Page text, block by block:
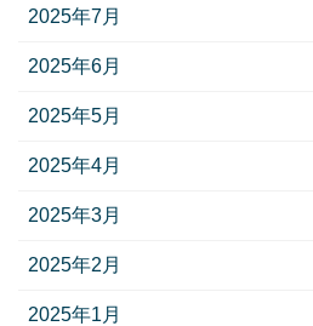
2025年7月
2025年6月
2025年5月
2025年4月
2025年3月
2025年2月
2025年1月